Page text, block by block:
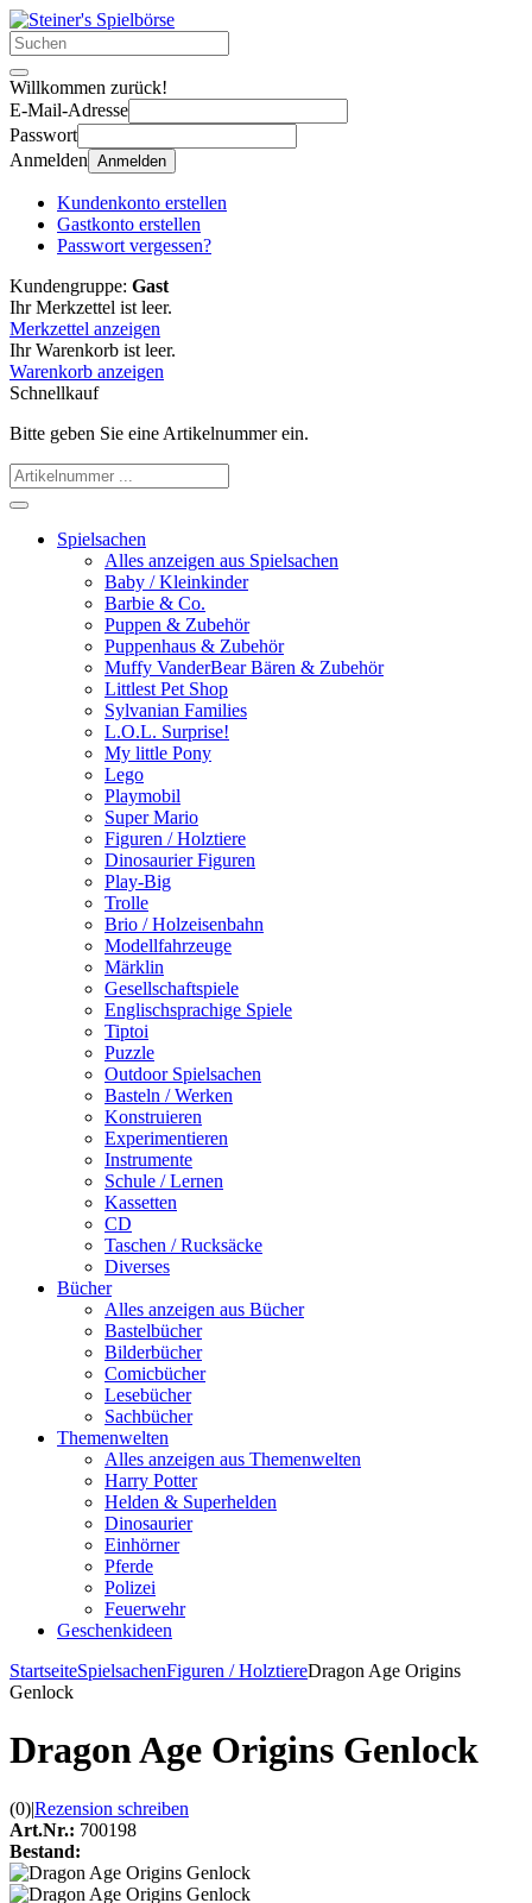
Willkommen zurück!
E-Mail-Adresse
Passwort
Anmelden Anmelden
Kundenkonto erstellen
Gastkonto erstellen
Passwort vergessen?
Kundengruppe: Gast
Ihr Merkzettel ist leer.
Merkzettel anzeigen
Ihr Warenkorb ist leer.
Warenkorb anzeigen
Schnellkauf
Bitte geben Sie eine Artikelnummer ein.
Spielsachen
Alles anzeigen aus Spielsachen
Baby / Kleinkinder
Barbie & Co.
Puppen & Zubehör
Puppenhaus & Zubehör
Muffy VanderBear Bären & Zubehör
Littlest Pet Shop
Sylvanian Families
L.O.L. Surprise!
My little Pony
Lego
Playmobil
Super Mario
Figuren / Holztiere
Dinosaurier Figuren
Play-Big
Trolle
Brio / Holzeisenbahn
Modellfahrzeuge
Märklin
Gesellschaftspiele
Englischsprachige Spiele
Tiptoi
Puzzle
Outdoor Spielsachen
Basteln / Werken
Konstruieren
Experimentieren
Instrumente
Schule / Lernen
Kassetten
CD
Taschen / Rucksäcke
Diverses
Bücher
Alles anzeigen aus Bücher
Bastelbücher
Bilderbücher
Comicbücher
Lesebücher
Sachbücher
Themenwelten
Alles anzeigen aus Themenwelten
Harry Potter
Helden & Superhelden
Dinosaurier
Einhörner
Pferde
Polizei
Feuerwehr
Geschenkideen
StartseiteSpielsachenFiguren / HolztiereDragon Age Origins
Genlock
Dragon Age Origins Genlock
(0)|Rezension schreiben
Art.Nr.: 700198
Bestand: